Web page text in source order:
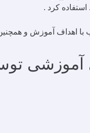
اهداف آموزش و